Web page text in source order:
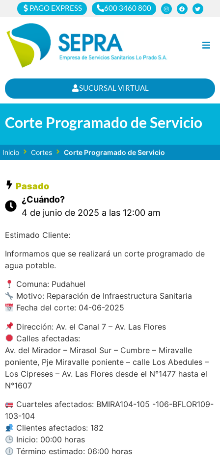
PAGO EXPRESS 600 3460 800
Clientes
Cortes
Noticias
SUCURSAL VIRTUAL
Corte Programado de Servicio
Inicio Cortes Corte Programado de Servicio
Pasado
¿Cuándo?
4 de junio de 2025 a las 12:00 am
Estimado Cliente:
Informamos que se realizará un corte programado de
agua potable.
Comuna: Pudahuel
Motivo: Reparación de Infraestructura Sanitaria
Fecha del corte: 04-06-2025
Dirección: Av. el Canal 7 – Av. Las Flores
Calles afectadas:
Av. del Mirador – Mirasol Sur – Cumbre – Miravalle
poniente, Pje Miravalle poniente – calle Los Abedules –
Los Cipreses – Av. Las Flores desde el N°1477 hasta el
N°1607
Cuarteles afectados: BMIRA104-105 -106-BFLOR109-
103-104
Clientes afectados: 182
Inicio: 00:00 horas
Término estimado: 06:00 horas